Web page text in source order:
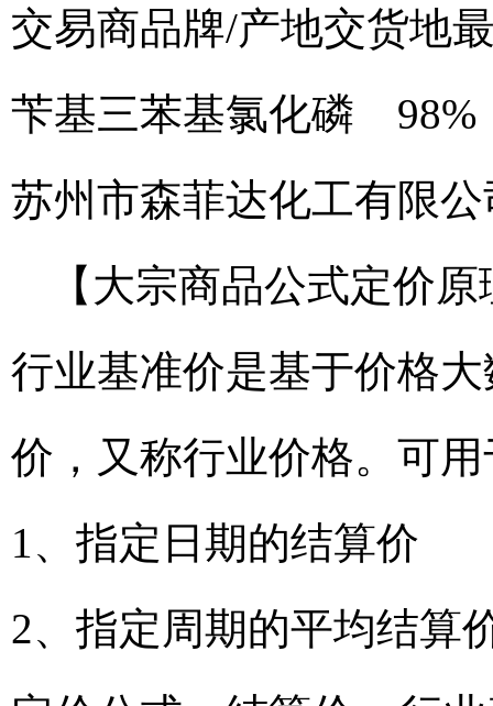
交易商品牌/产地交货地
苄基三苯基氯化磷 98%
苏州市森菲达化工有限公
【大宗商品公式定价
行业基准价是基于价格
价，又称行业价格。可
1、指定日期的结算价
2、指定周期的平均结算